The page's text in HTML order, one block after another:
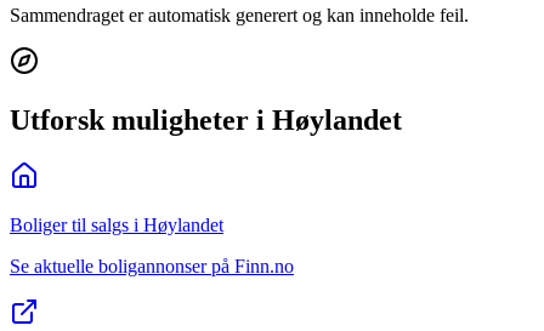
Sammendraget er automatisk generert og kan inneholde feil.
Utforsk muligheter i Høylandet
Boliger til salgs i Høylandet
Se aktuelle boligannonser på Finn.no